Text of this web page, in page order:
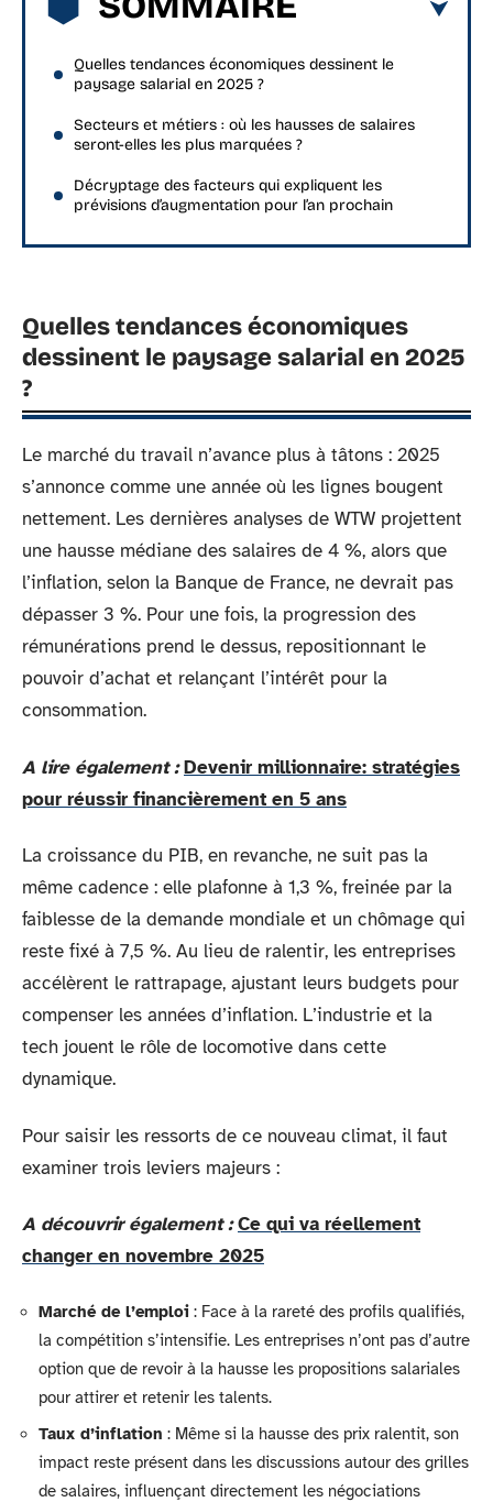
Quelles tendances économiques dessinent le
paysage salarial en 2025 ?
Secteurs et métiers : où les hausses de salaires
seront-elles les plus marquées ?
Décryptage des facteurs qui expliquent les
prévisions d’augmentation pour l’an prochain
Quelles tendances économiques
dessinent le paysage salarial en 2025
?
Le marché du travail n’avance plus à tâtons : 2025
s’annonce comme une année où les lignes bougent
nettement. Les dernières analyses de WTW projettent
une hausse médiane des salaires de 4 %, alors que
l’inflation, selon la Banque de France, ne devrait pas
dépasser 3 %. Pour une fois, la progression des
rémunérations prend le dessus, repositionnant le
pouvoir d’achat et relançant l’intérêt pour la
consommation.
A lire également : Devenir millionnaire: stratégies
pour réussir financièrement en 5 ans
La croissance du PIB, en revanche, ne suit pas la
même cadence : elle plafonne à 1,3 %, freinée par la
faiblesse de la demande mondiale et un chômage qui
reste fixé à 7,5 %. Au lieu de ralentir, les entreprises
accélèrent le rattrapage, ajustant leurs budgets pour
compenser les années d’inflation. L’industrie et la
tech jouent le rôle de locomotive dans cette
dynamique.
Pour saisir les ressorts de ce nouveau climat, il faut
examiner trois leviers majeurs :
A découvrir également : Ce qui va réellement
changer en novembre 2025
Marché de l’emploi : Face à la rareté des profils qualifiés,
la compétition s’intensifie. Les entreprises n’ont pas d’autre
option que de revoir à la hausse les propositions salariales
pour attirer et retenir les talents.
Taux d’inflation : Même si la hausse des prix ralentit, son
impact reste présent dans les discussions autour des grilles
de salaires, influençant directement les négociations